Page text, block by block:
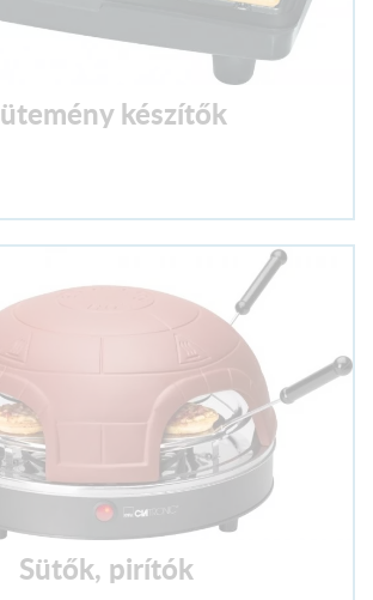
készítők
Sütők, pirítók